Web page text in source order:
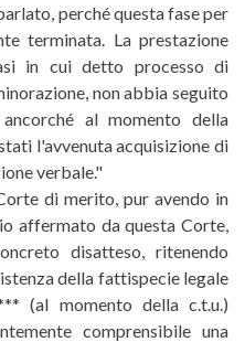
perché questa fase per
terminata. La prestazione
in cui detto processo di
non abbia seguito
al momento della
l'avvenuta acquisizione di
verbale."
di merito, pur avendo in
affermato da questa Corte,
disatteso, ritenendo
della fattispecie legale
(al momento della c.t.u.)
comprensibile una